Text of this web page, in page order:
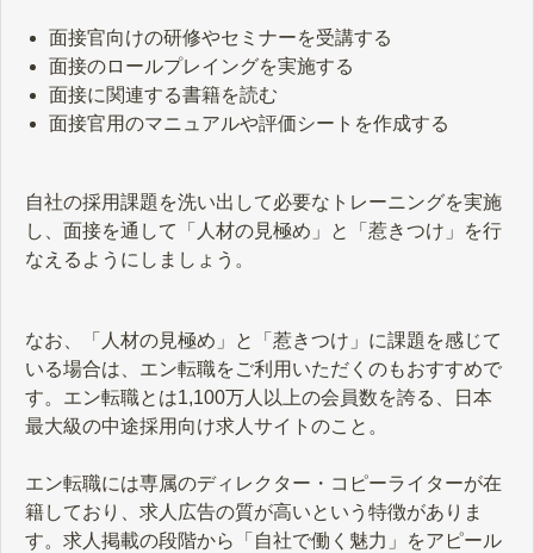
面接官向けの研修やセミナーを受講する
面接のロールプレイングを実施する
面接に関連する書籍を読む
面接官用のマニュアルや評価シートを作成する
自社の採用課題を洗い出して必要なトレーニングを実施
し、面接を通して「人材の見極め」と「惹きつけ」を行
なえるようにしましょう。
なお、「人材の見極め」と「惹きつけ」に課題を感じて
いる場合は、エン転職をご利用いただくのもおすすめで
す。エン転職とは1,100万人以上の会員数を誇る、日本
最大級の中途採用向け求人サイトのこと。
エン転職には専属のディレクター・コピーライターが在
籍しており、求人広告の質が高いという特徴がありま
す。求人掲載の段階から「自社で働く魅力」をアピール